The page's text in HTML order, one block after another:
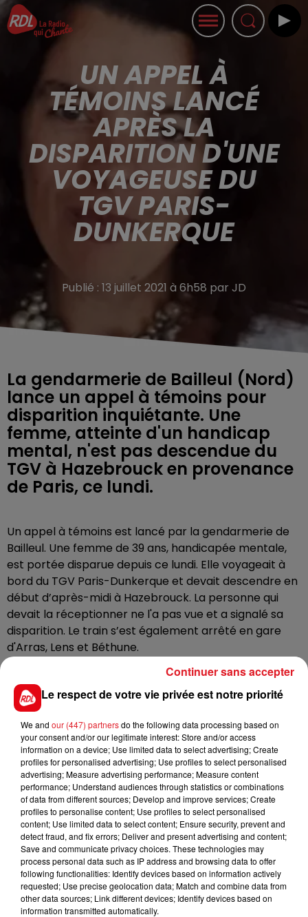
UN APPEL À
TÉMOINS LANCÉ
APRÈS LA
DISPARITION D'UNE
VOYAGEUSE DU
TGV PARIS-
DUNKERQUE
Publié : 13 juillet 2021 à 6h58 par JD
La gendarmerie de Bailleul (Nord)
lance un appel à témoins pour
disparition inquiétante. Une
femme, atteinte d'un handicap
mental, n'est pas descendue du
TGV à Hazebrouck en provenance
de Paris, ce lundi.
Un appel à témoins est lancé par la gendarmerie de
Bailleul. Une femme de 39 ans, handicapée mentale,
est portée disparue depuis ce lundi. Elle voyageait à
bord du TGV Paris-Dunkerque et devait descendre en
début d’après-midi à Hazebrouck. La personne qui
devait la réceptionner ne l'a pas vue et a signalé sa
disparition. Le train s’est également arrêté en gare
d'Arras, Lens et Béthune.
Elle mesure environ 1m70, elle était vêtue d’un legging
noir, un gilet noir, une tunique blanche écrue, une paire
de sandalettes, un petit sac à main. Ses cheveux sont
noirs et crépus et elle porte un appareil dentaire.
Toute info est à communiquer à la gendarmerie de
Bailleul au 03.28.49.00.72.
FIL D'ACTUS
Le respect de votre vie privée est notre priorité
We and our (447) partnersdo the following data processing based on
your consent and/or our legitimate interest: Store and/or access
information on a device; Use limited data to select advertising; Create
profiles for personalised advertising; Use profiles to select personalised
advertising; Measure advertising performance; Measure content
performance; Understand audiences through statistics or combinations
of data from different sources; Develop and improve services; Create
profiles to personalise content; Use profiles to select personalised
content; Use limited data to select content; Ensure security, prevent and
detect fraud, and fix errors; Deliver and present advertising and content;
Save and communicate privacy choices. These technologies may
process personal data such as IP address and browsing data to offer
following functionalities: Identify devices based on information actively
requested; Use precise geolocation data; Match and combine data from
other data sources; Link different devices; Identify devices based on
information transmitted automatically.
Continuer sans accepter